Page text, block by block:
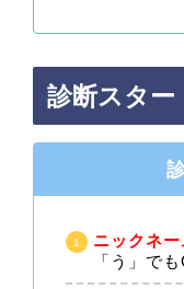
診断スター
ニックネー
「う」で